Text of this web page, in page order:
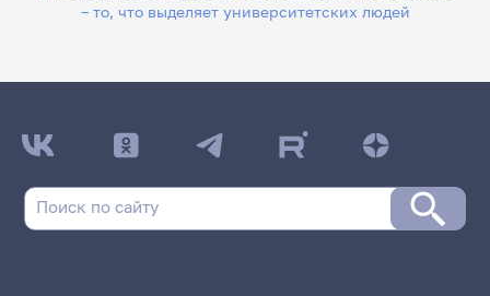
– то, что выделяет университетских людей